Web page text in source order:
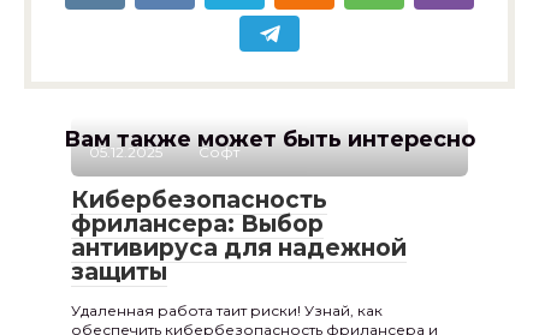
Вам также может быть интересно
05.12.2025 Софт
Кибербезопасность
фрилансера: Выбор
антивируса для надежной
защиты
Удаленная работа таит риски! Узнай, как
обеспечить кибербезопасность фрилансера и